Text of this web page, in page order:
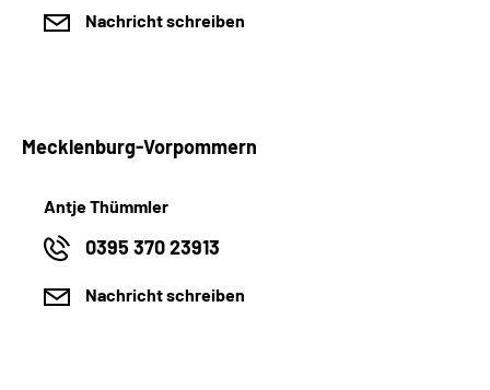
Nachricht schreiben
Mecklenburg-Vorpommern
Antje Thümmler
0395 370 23913
Nachricht schreiben